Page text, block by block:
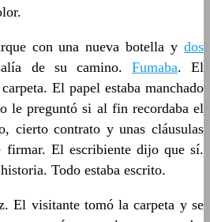
con una nueva botella ydos
de su camino. Fumaba. El
El papel estaba manchado
le preguntó si al fin recordaba el
cierto contrato y unas cláusulas
firmar. El escribiente dijo que sí.
Todo estaba escrito.
El visitante tomó la carpeta y se